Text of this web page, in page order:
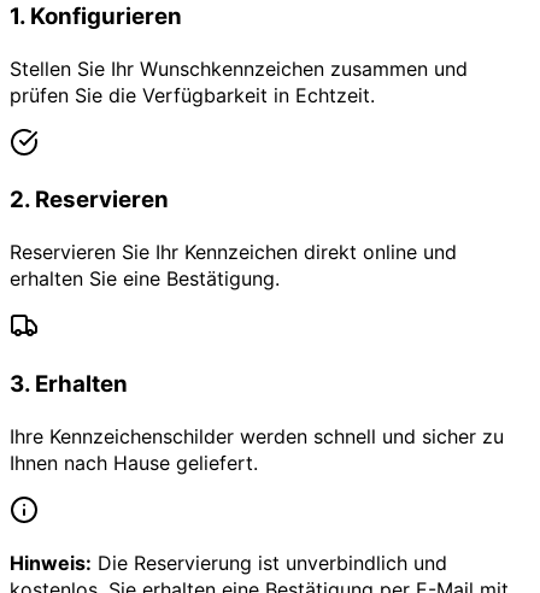
1. Konfigurieren
Stellen Sie Ihr Wunschkennzeichen zusammen und
prüfen Sie die Verfügbarkeit in Echtzeit.
2. Reservieren
Reservieren Sie Ihr Kennzeichen direkt online und
erhalten Sie eine Bestätigung.
3. Erhalten
Ihre Kennzeichenschilder werden schnell und sicher zu
Ihnen nach Hause geliefert.
Hinweis: Die Reservierung ist unverbindlich und